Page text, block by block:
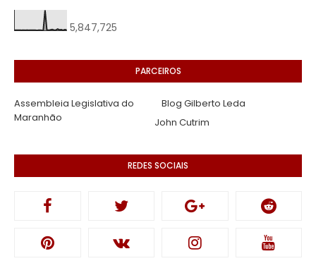
5,847,725
PARCEIROS
Assembleia Legislativa do
Maranhão
Blog Gilberto Leda
John Cutrim
REDES SOCIAIS